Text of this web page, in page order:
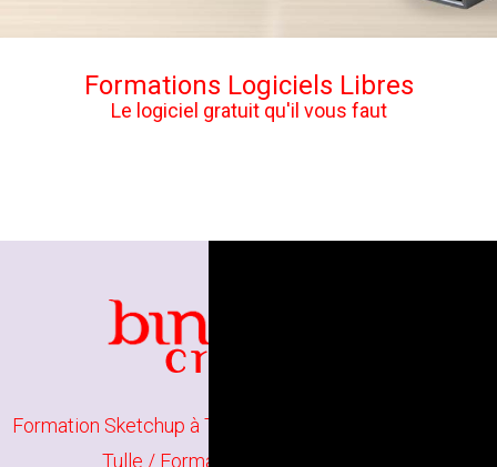
Formations Logiciels Libres
Le logiciel gratuit qu'il vous faut
Formation Sketchup à Tulle
Tulle / Formation Rendu 3D à Tulle